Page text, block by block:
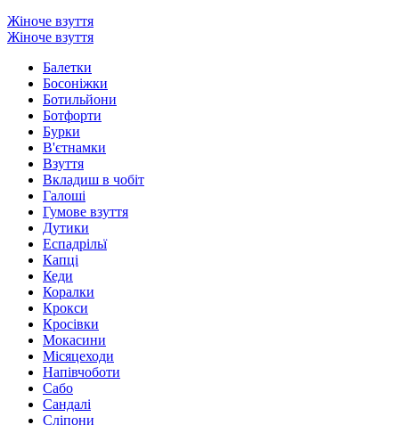
Жіноче взуття
Жіноче взуття
Балетки
Босоніжки
Ботильйони
Ботфорти
Бурки
В'єтнамки
Взуття
Вкладиш в чобіт
Галоші
Гумове взуття
Дутики
Еспадрільї
Капці
Кеди
Коралки
Крокси
Кросівки
Мокасини
Місяцеходи
Напівчоботи
Сабо
Сандалі
Сліпони